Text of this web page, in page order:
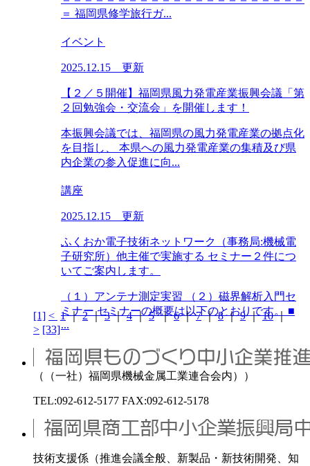
＝ 福岡県修学旅行ガ...
イベント
2025.12.15 更新
【２／５開催】福岡県風力発電産業振興会議「第
２回勉強会・交流会」を開催します！
本振興会議では、福岡県の風力発電産業の拠点化
を目指し、 本県への風力発電産業の集積及び県
内企業の参入促進に向...
講座
2025.12.15 更新
ふくおか電子技術ネットワーク（事務局:機械電
子研究所）他主催で実施する セミナー２件につ
いてご案内します。
（１）アンテナ測定実習 （２）磁界解析入門セ
ミナー セミナーの概要は以下のとおりです。 ■
...
[1] < 1｜2｜3｜4｜5｜6｜7｜8｜9｜10｜
> [33]
（（一社）福岡県機械金属工業連合会内））
TEL:092-612-5177 FAX:092-612-5178
技術支援係（推進会議全般、新製品・新技術開発、知